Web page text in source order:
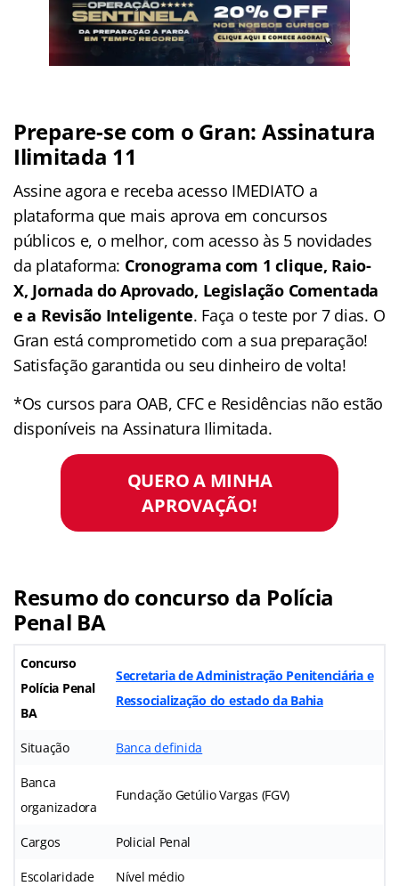
Prepare-se com o Gran: Assinatura
Ilimitada 11
Assine agora e receba acesso IMEDIATO a
plataforma que mais aprova em concursos
públicos e, o melhor, com acesso às 5 novidades
da plataforma: Cronograma com 1 clique, Raio-
X, Jornada do Aprovado, Legislação Comentada
e a Revisão Inteligente. Faça o teste por 7 dias. O
Gran está comprometido com a sua preparação!
Satisfação garantida ou seu dinheiro de volta!
*Os cursos para OAB, CFC e Residências não estão
disponíveis na Assinatura Ilimitada.
QUERO A MINHA
APROVAÇÃO!
Resumo do concurso da Polícia
Penal BA
Concurso
Polícia Penal
BA
Secretaria de Administração Penitenciária e
Ressocialização do estado da Bahia
Situação Banca definida
Banca
organizadora
Fundação Getúlio Vargas (FGV)
Cargos Policial Penal
Escolaridade Nível médio